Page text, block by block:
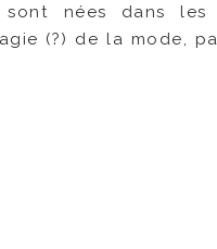
nées dans
(?) de la mode,